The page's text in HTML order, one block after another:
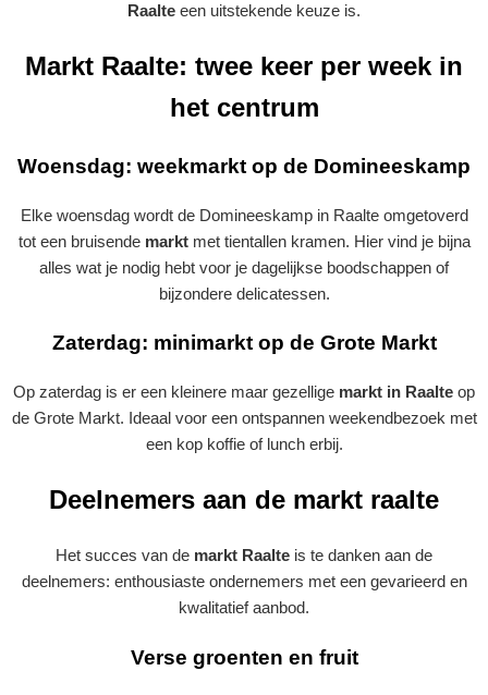
Raalte een uitstekende keuze is.
Markt Raalte: twee keer per week in
het centrum
Woensdag: weekmarkt op de Domineeskamp
Elke woensdag wordt de Domineeskamp in Raalte omgetoverd
tot een bruisende marktmet tientallen kramen. Hier vind je bijna
alles wat je nodig hebt voor je dagelijkse boodschappen of
bijzondere delicatessen.
Zaterdag: minimarkt op de Grote Markt
Op zaterdag is er een kleinere maar gezellige markt in Raalte op
de Grote Markt. Ideaal voor een ontspannen weekendbezoek met
een kop koffie of lunch erbij.
Deelnemers aan de markt raalte
Het succes van de markt Raalte is te danken aan de
deelnemers: enthousiaste ondernemers met een gevarieerd en
kwalitatief aanbod.
Verse groenten en fruit